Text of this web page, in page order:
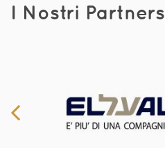
I Nostri Partners